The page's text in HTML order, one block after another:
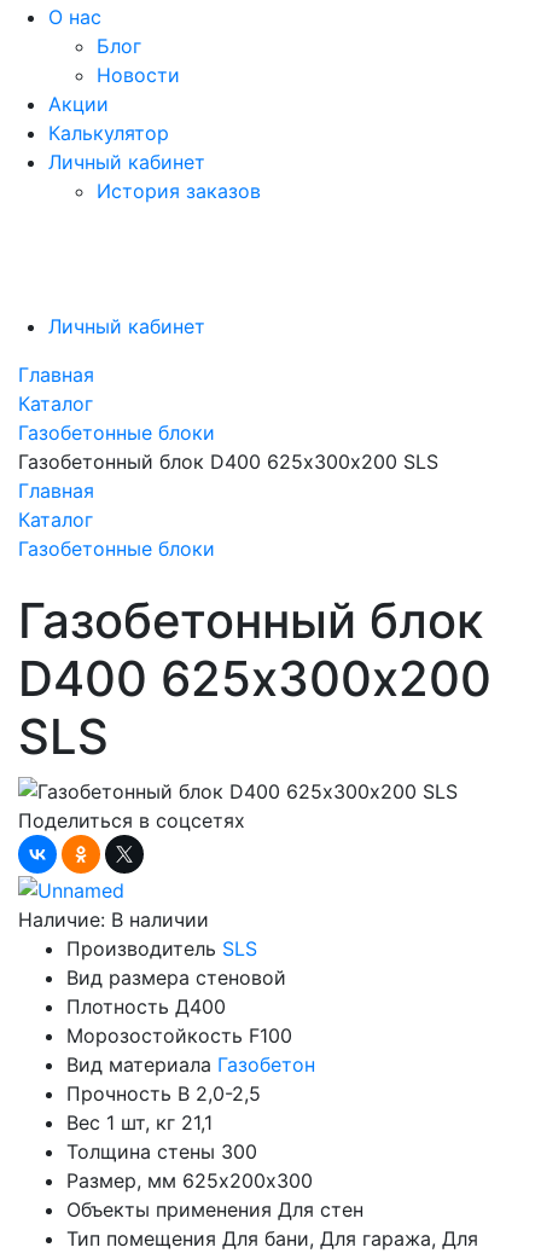
О нас
Блог
Новости
Акции
Калькулятор
Личный кабинет
История заказов
Личный кабинет
Главная
Каталог
Газобетонные блоки
Газобетонный блок D400 625х300х200 SLS
Главная
Каталог
Газобетонные блоки
Газобетонный блок
D400 625х300х200
SLS
Поделиться в соцсетях
Наличие: В наличии
Производитель SLS
Вид размера стеновой
Плотность Д400
Морозостойкость F100
Вид материала Газобетон
Прочность B 2,0-2,5
Вес 1 шт, кг 21,1
Толщина стены 300
Размер, мм 625х200х300
Объекты применения Для стен
Тип помещения Для бани, Для гаража, Для